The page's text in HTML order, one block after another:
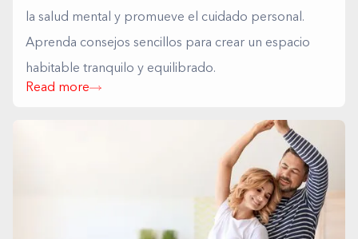
la salud mental y promueve el cuidado personal.
Aprenda consejos sencillos para crear un espacio
habitable tranquilo y equilibrado.
Read more